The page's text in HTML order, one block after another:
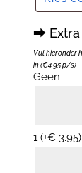
⮕ Extra
Vul hieronder
in (€4.95 p/s)
Geen
1 (+€ 3.95)